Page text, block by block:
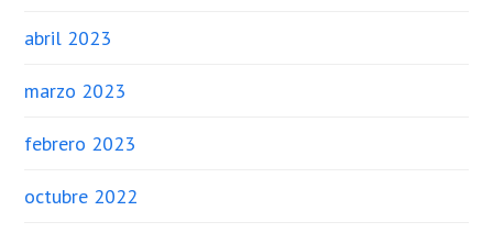
abril 2023
marzo 2023
febrero 2023
octubre 2022